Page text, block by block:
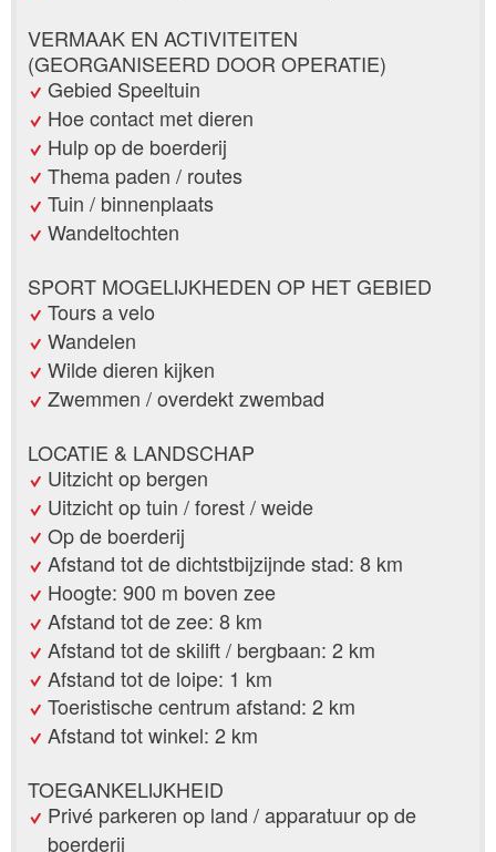
VERMAAK EN ACTIVITEITEN
(GEORGANISEERD DOOR OPERATIE)
Gebied Speeltuin
Hoe contact met dieren
Hulp op de boerderij
Thema paden / routes
Tuin / binnenplaats
Wandeltochten
SPORT MOGELIJKHEDEN OP HET GEBIED
Tours a velo
Wandelen
Wilde dieren kijken
Zwemmen / overdekt zwembad
LOCATIE & LANDSCHAP
Uitzicht op bergen
Uitzicht op tuin / forest / weide
Op de boerderij
Afstand tot de dichtstbijzijnde stad: 8 km
Hoogte: 900 m boven zee
Afstand tot de zee: 8 km
Afstand tot de skilift / bergbaan: 2 km
Afstand tot de loipe: 1 km
Toeristische centrum afstand: 2 km
Afstand tot winkel: 2 km
TOEGANKELIJKHEID
Privé parkeren op land / apparatuur op de
boerderij